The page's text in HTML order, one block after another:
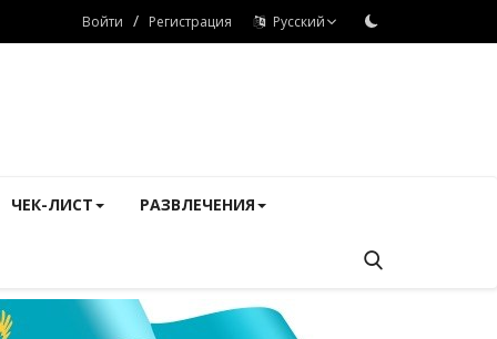
Войти / Регистрация Русский
ЧЕК-ЛИСТ РАЗВЛЕЧЕНИЯ